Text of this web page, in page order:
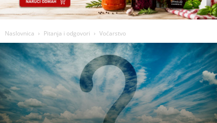
Naslovnica Pitanja i odgovori Voćarstvo